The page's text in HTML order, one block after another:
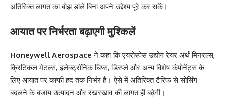
अतिरिक्त लागत का बोझ डाले बिना अपने उद्देश्य पूरे कर सकें।
आयात पर निर्भरता बढ़ाएगी मुश्किलें
Honeywell Aerospace ने कहा कि एयरोस्पेस उद्योग रेयर अर्थ मिनरल्स,
क्रिटिकल मेटल्स, इलेक्ट्रॉनिक चिप्स, डिस्प्ले और अन्य विशेष कंपोनेंट्स के
लिए आयात पर काफी हद तक निर्भर है। ऐसे में अतिरिक्त टैरिफ से सोर्सिंग
बदलने के बजाय उत्पादन और रखरखाव की लागत ही बढ़ेगी।